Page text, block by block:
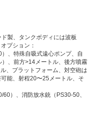
製、タンクボディには波板
プション：
、特殊自吸式遠心ポンプ、自
、前方>14メートル、後方噴霧
、プラットフォーム、対空砲は
能、射程20〜25メートル、そ
）、消防放水銃（PS30-50、